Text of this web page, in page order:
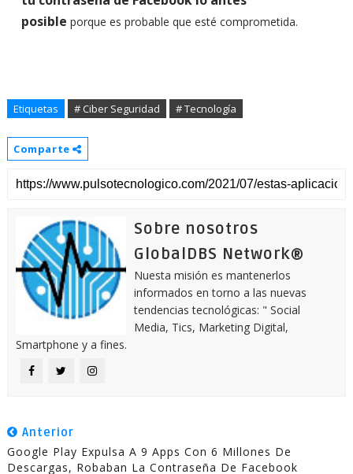
posible porque es probable que esté comprometida.
Etiquetas # Ciber Seguridad # Tecnología
Comparte
Sobre nosotros
GlobalDBS Network®
Nuesta misión es mantenerlos
informados en torno a las nuevas
tendencias tecnológicas: " Social
Media, Tics, Marketing Digital,
Smartphone y a fines.
Anterior
Google Play Expulsa A 9 Apps Con 6 Millones De
Descargas, Robaban La Contraseña De Facebook